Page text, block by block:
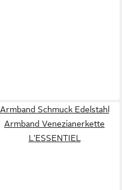
Armband Schmuck Edelstahl
Armband Venezianerkette
L'ESSENTIEL